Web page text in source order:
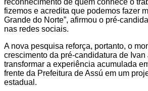
fizemos e acredita que podemos fazer
Grande do Norte”, afirmou o pré-
nas redes sociais.
A nova pesquisa reforça, portanto, o
crescimento da pré-candidatura de Ivan
transformar a experiência acumulada
frente da Prefeitura de Assú em um
estadual.